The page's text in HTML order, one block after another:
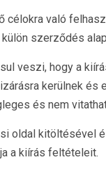
célokra való
szerződés
veszi, hogy a
kerülnek és
és nem
oldal kitöltésével
a kiírás feltételeit.